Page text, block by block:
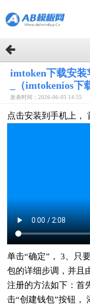
imtoken下载安
_（imtokenios下
发表时间：2026-06-05 14:55
点击安装到手机上，
单击“确定”， 3、只
包的详细步调，并且
注册的方法如下：首
击“创建钱包”按钮，